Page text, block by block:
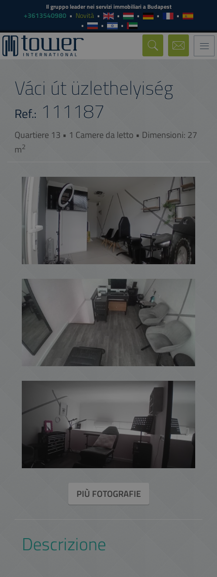
Il gruppo leader nei servizi immobiliari a Budapest
+3613540980 Novità
Váci út üzlethelyiség
Ref.: 111187
Quartiere 13 • 1 Camere da letto • Dimensioni: 27
m2
PIÙ FOTOGRAFIE
Descrizione